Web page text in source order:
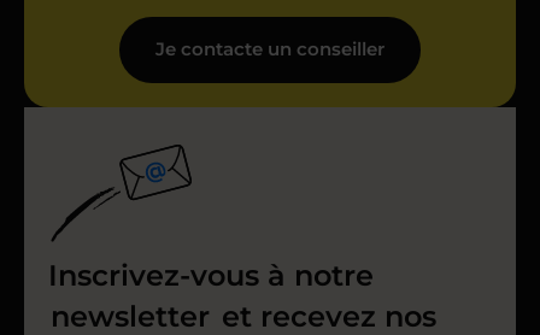
Je contacte un conseiller
Inscrivez-vous à notre
newsletter et recevez nos